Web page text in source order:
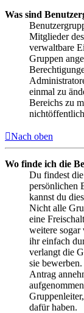
Was sind
Mitglieder
verwaltbare
Gruppen
einmal zu
Bereichs zu
Nach oben
Wo finde ich die
Du findest
persönlichen
kannst du
Nicht alle
eine
weitere sogar
ihr einfach
verlangt die
sie
Antrag
dafür haben.